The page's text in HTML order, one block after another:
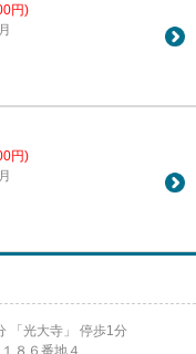
円)
円)
「光大寺」 停歩1分
１８６番地４